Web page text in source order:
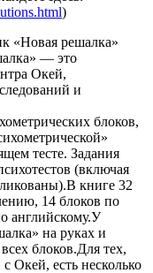
)
«Новая решалка»
— это
Окей,
и
блоков,
тесте. Задания
(включая
книге 32
14 блоков по
английскому.У
на руках и
блоков.Для тех,
Окей, есть несколько